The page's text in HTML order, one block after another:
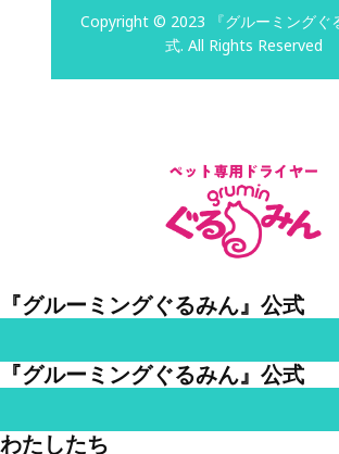
Copyright © 2023 『グルーミングぐ
式. All Rights Reserved
『グルーミングぐるみん』公式
『グルーミングぐるみん』公式
わたしたち